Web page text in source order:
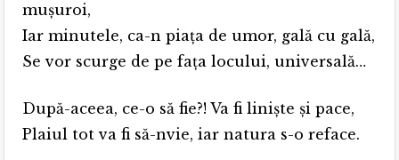
muşuroi,
Iar minutele, ca-n piaţa de umor, gală cu gală,
Se vor scurge de pe faţa locului, universală…
După-aceea, ce-o să fie?! Va fi linişte şi pace,
Plaiul tot va fi să-nvie, iar natura s-o reface.